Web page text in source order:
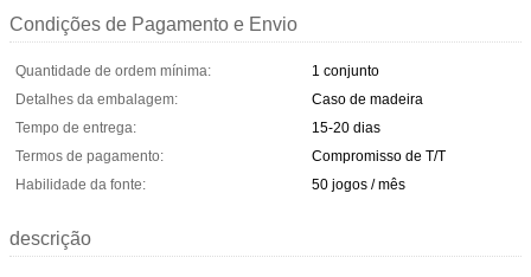
Condições de Pagamento e Envio
Quantidade de ordem mínima:
1 conjunto
Detalhes da embalagem:
Caso de madeira
Tempo de entrega:
15-20 dias
Termos de pagamento:
Compromisso de T/T
Habilidade da fonte:
50 jogos / mês
descrição